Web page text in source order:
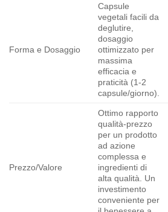
Forma e Dosaggio
Capsule
vegetali facili da
deglutire,
dosaggio
ottimizzato per
massima
efficacia e
praticità (1-2
capsule/giorno).
Prezzo/Valore
Ottimo rapporto
qualità-prezzo
per un prodotto
ad azione
complessa e
ingredienti di
alta qualità. Un
investimento
conveniente per